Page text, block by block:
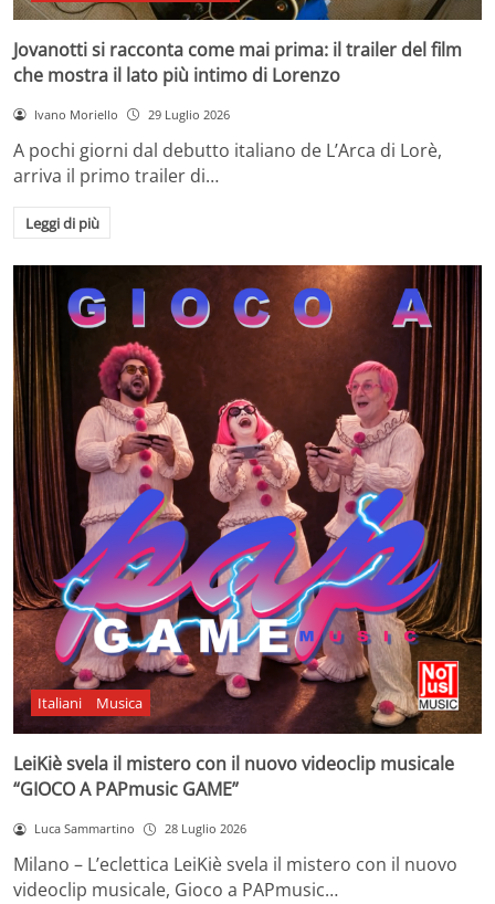
Jovanotti si racconta come mai prima: il trailer del film
che mostra il lato più intimo di Lorenzo
Ivano Moriello 29 Luglio 2026
A pochi giorni dal debutto italiano de L’Arca di Lorè,
arriva il primo trailer di…
Leggi di più
Italiani Musica
LeiKiè svela il mistero con il nuovo videoclip musicale
“GIOCO A PAPmusic GAME”
Luca Sammartino 28 Luglio 2026
Milano – L’eclettica LeiKiè svela il mistero con il nuovo
videoclip musicale, Gioco a PAPmusic…